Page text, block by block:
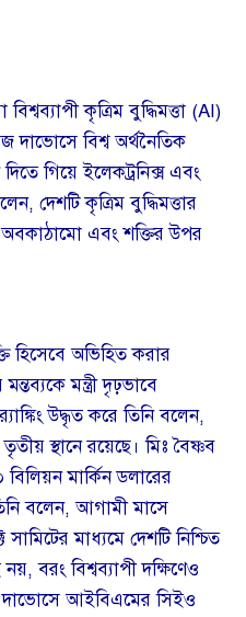
কৃত্রিম বুদ্ধিমত্তা (AI)
দাভোসে বিশ্ব অর্থনৈতিক
গিয়ে ইলেকট্রনিক্স এবং
দেশটি কৃত্রিম বুদ্ধিমত্তার
অবকাঠামো এবং শক্তির উপর
হিসেবে অভিহিত করার
মন্ত্রী দৃঢ়ভাবে
উদ্ধৃত করে তিনি বলেন,
স্থানে রয়েছে। মিঃ বৈষ্ণব
মার্কিন ডলারের
বলেন, আগামী মাসে
মাধ্যমে দেশটি নিশ্চিত
বরং বিশ্বব্যাপী দক্ষিণেও
দাভোসে আইবিএমের সিইও